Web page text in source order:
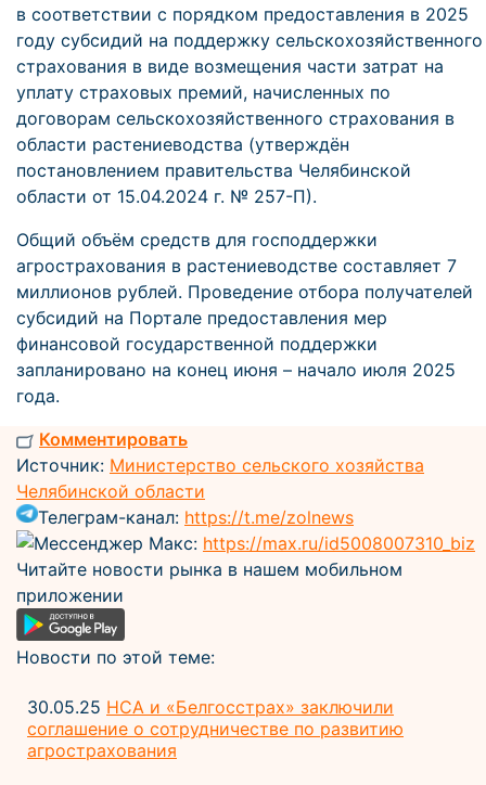
в соответствии с порядком предоставления в 2025
году субсидий на поддержку сельскохозяйственного
страхования в виде возмещения части затрат на
уплату страховых премий, начисленных по
договорам сельскохозяйственного страхования в
области растениеводства (утверждён
постановлением правительства Челябинской
области от 15.04.2024 г. № 257-П).
Общий объём средств для господдержки
агрострахования в растениеводстве составляет 7
миллионов рублей. Проведение отбора получателей
субсидий на Портале предоставления мер
финансовой государственной поддержки
запланировано на конец июня – начало июля 2025
года.
Комментировать
Источник: Министерство сельского хозяйства
Челябинской области
Телеграм-канал: https://t.me/zolnews
Мессенджер Макс: https://max.ru/id5008007310_biz
Читайте новости рынка в нашем мобильном
приложении
Новости по этой теме:
30.05.25 НСА и «Белгосстрах» заключили
соглашение о сотрудничестве по развитию
агрострахования